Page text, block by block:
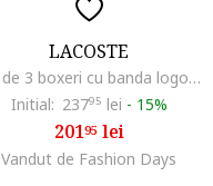
LACOSTE
Set de 3 boxeri cu banda logo in talie, Rosu/Negru/Roz
Initial: 23795 lei - 15%
20195lei
Vandut de Fashion Days